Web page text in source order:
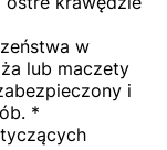
w
lub maczety
i
*